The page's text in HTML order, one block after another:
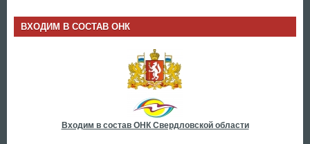
ВХОДИМ В СОСТАВ ОНК
Входим в состав ОНК Свердловской области